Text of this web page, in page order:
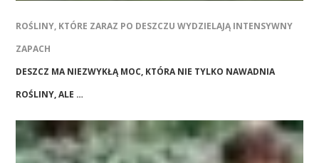
ROŚLINY, KTÓRE ZARAZ PO DESZCZU WYDZIELAJĄ INTENSYWNY
ZAPACH
DESZCZ MA NIEZWYKŁĄ MOC, KTÓRA NIE TYLKO NAWADNIA
ROŚLINY, ALE …